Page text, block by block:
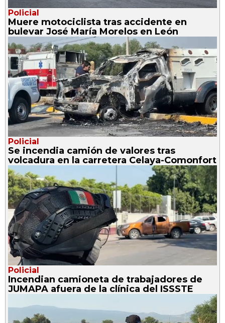
Policial
Muere motociclista tras accidente en
bulevar José María Morelos en León
Policial
Se incendia camión de valores tras
volcadura en la carretera Celaya-Comonfort
Policial
Incendian camioneta de trabajadores de
JUMAPA afuera de la clínica del ISSSTE